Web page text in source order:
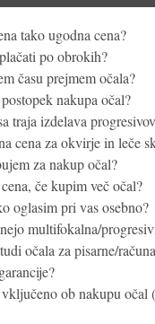
tako ugodna cena?
po obrokih?
času prejmem očala?
nakupa očal?
traja izdelava
cena za okvirje in leče
za nakup očal?
če kupim več očal?
oglasim pri vas osebno?
multifokalna/
očala za pisarne/
ob nakupu očal